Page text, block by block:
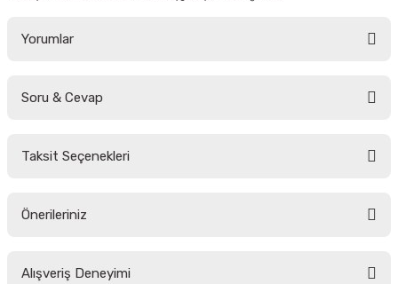
Yorumlar
Soru & Cevap
Taksit Seçenekleri
Önerileriniz
yetersiz gördüğünüz noktaları öneri formunu kullanarak tarafımıza
Alışveriş Deneyimi